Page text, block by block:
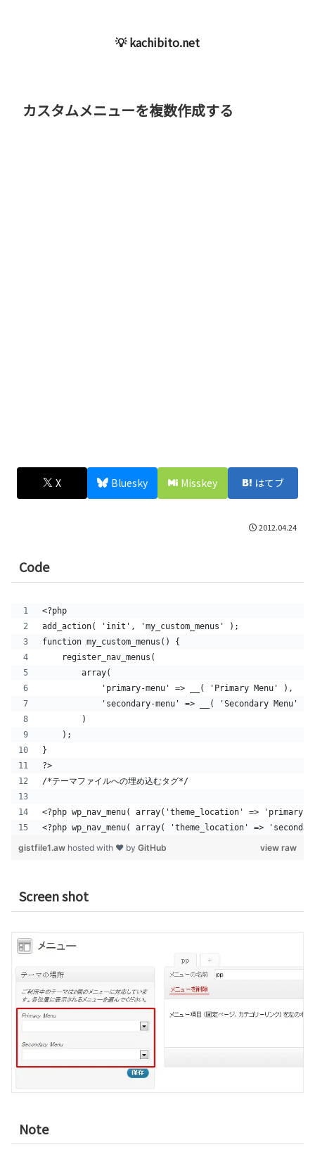
💡 kachibito.net
カスタムメニューを複数作成する
X Bluesky Misskey はてブ
2012.04.24
Code
<?php
add_action( 'init', 'my_custom_menus' );
function my_custom_menus() {
    register_nav_menus(
        array(
            'primary-menu' => __( 'Primary Menu' ),
            'secondary-menu' => __( 'Secondary Menu' )
        )
    );
}
?>
/*テーマファイルへの埋め込むタグ*/
<?php wp_nav_menu( array('theme_location' =>
<?php wp_nav_menu( array( 'theme_location' =>
view raw
gistfile1.aw hosted with ❤ by GitHub
Screen shot
Note